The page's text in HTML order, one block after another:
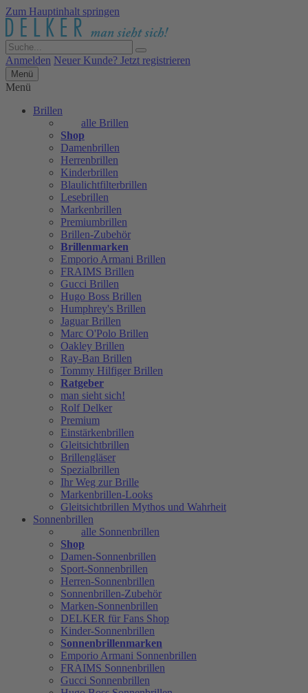
Zum Hauptinhalt springen
Anmelden Neuer Kunde? Jetzt registrieren
Menü
Menü
Brillen
alle Brillen
Shop
Damenbrillen
Herrenbrillen
Kinderbrillen
Blaulichtfilterbrillen
Lesebrillen
Markenbrillen
Premiumbrillen
Brillen-Zubehör
Brillenmarken
Emporio Armani Brillen
FRAIMS Brillen
Gucci Brillen
Hugo Boss Brillen
Humphrey's Brillen
Jaguar Brillen
Marc O'Polo Brillen
Oakley Brillen
Ray-Ban Brillen
Tommy Hilfiger Brillen
Ratgeber
man sieht sich!
Rolf Delker
Premium
Einstärkenbrillen
Gleitsichtbrillen
Brillengläser
Spezialbrillen
Ihr Weg zur Brille
Markenbrillen-Looks
Gleitsichtbrillen Mythos und Wahrheit
Sonnenbrillen
alle Sonnenbrillen
Shop
Damen-Sonnenbrillen
Sport-Sonnenbrillen
Herren-Sonnenbrillen
Sonnenbrillen-Zubehör
Marken-Sonnenbrillen
DELKER für Fans Shop
Kinder-Sonnenbrillen
Sonnenbrillenmarken
Emporio Armani Sonnenbrillen
FRAIMS Sonnenbrillen
Gucci Sonnenbrillen